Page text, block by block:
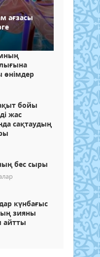
ағзасы
өнімдер
бойы
жас
сақтаудың
бес сыры
күнбағыс
зияны
айтты